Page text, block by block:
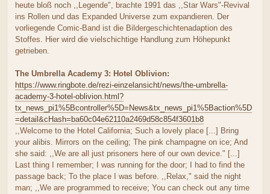
heute bloß noch ,,Legende", brachte 1991 das ,,Star Wars"-Revival
ins Rollen und das Expanded Universe zum expandieren. Der
vorliegende Comic-Band ist die Bildergeschichtenadaption des
Stoffes. Hier wird die vielschichtige Handlung zum Höhepunkt
getrieben.
The Umbrella Academy 3: Hotel Oblivion:
https://www.ringbote.de/rezi-einzelansicht/news/the-umbrella-
academy-3-hotel-oblivion.html?
tx_news_pi1%5Bcontroller%5D=News&tx_news_pi1%5Baction%5D
=detail&cHash=ba60c04e62110a2469d58c854f3601b8
,,Welcome to the Hotel California; Such a lovely place [...] Bring
your alibis. Mirrors on the ceiling; The pink champagne on ice; And
she said: ,,We are all just prisoners here of our own device." [...]
Last thing I remember; I was running for the door; I had to find the
passage back; To the place I was before. ,,Relax," said the night
man; ,,We are programmed to receive; You can check out any time